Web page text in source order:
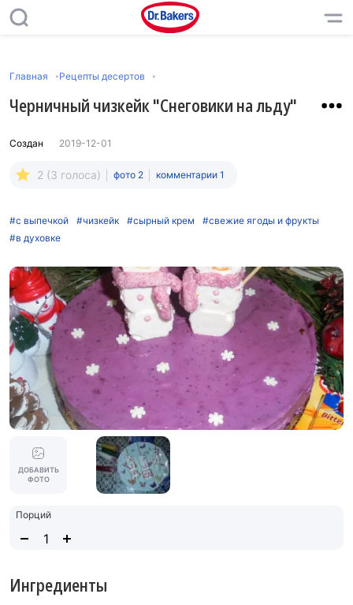
Главная Рецепты десертов
Черничный чизкейк "Снеговики на льду"
Создан 2019-12-01
2 (3 голоса) фото 2 комментарии 1
#с выпечкой #чизкейк #сырный крем
#свежие ягоды и фрукты
#в духовке
ДОБАВИТЬ
ФОТО
Порций
Ингредиенты